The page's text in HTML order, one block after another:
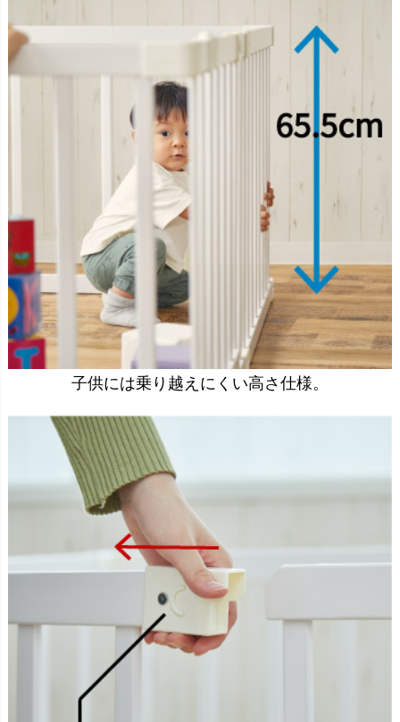
子供には乗り越えにくい高さ仕様。